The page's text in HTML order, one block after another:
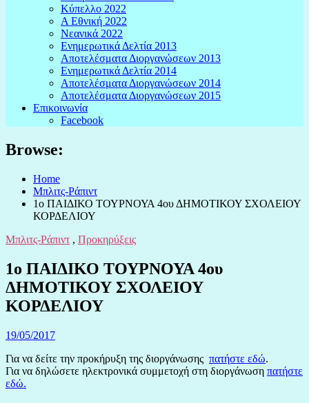
Κύπελλο 2022
Α Εθνική 2022
Νεανικά 2022
Ενημερωτικά Δελτία 2013
Αποτελέσματα Διοργανώσεων 2013
Ενημερωτικά Δελτία 2014
Αποτελέσματα Διοργανώσεων 2014
Αποτελέσματα Διοργανώσεων 2015
Επικοινωνία
Facebook
Browse:
Home
Μπλιτς-Ράπιντ
1ο ΠΑΙΔΙΚΟ ΤΟΥΡΝΟΥΑ 4ου ΔΗΜΟΤΙΚΟΥ ΣΧΟΛΕΙΟΥ
ΚΟΡΔΕΛΙΟΥ
Μπλιτς-Ράπιντ , Προκηρύξεις
1ο ΠΑΙΔΙΚΟ ΤΟΥΡΝΟΥΑ 4ου
ΔΗΜΟΤΙΚΟΥ ΣΧΟΛΕΙΟΥ
ΚΟΡΔΕΛΙΟΥ
19/05/2017
Για να δείτε την προκήρυξη της διοργάνωσης πατήστε εδώ.
Για να δηλώσετε ηλεκτρονικά συμμετοχή στη διοργάνωση πατήστε
εδώ.